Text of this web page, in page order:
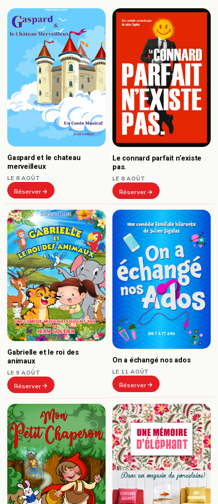
Gaspard et le chateau
merveilleux
LE 8 AOÛT
Réserver
Le connard parfait n’existe
pas.
LE 8 AOÛT
Réserver
Gabrielle et le roi des
animaux
LE 9 AOÛT
Réserver
On a échangé nos ados
LE 11 AOÛT
Réserver